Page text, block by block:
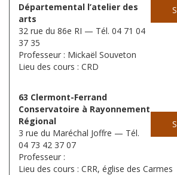
Départemental l’atelier des
arts
32 rue du 86e RI — Tél. 04 71 04
37 35
Professeur : Mickaël Souveton
Lieu des cours : CRD
63 Clermont-Ferrand
Conservatoire à Rayonnement
Régional
3 rue du Maréchal Joffre — Tél.
04 73 42 37 07
Professeur :
Lieu des cours : CRR, église des Carmes